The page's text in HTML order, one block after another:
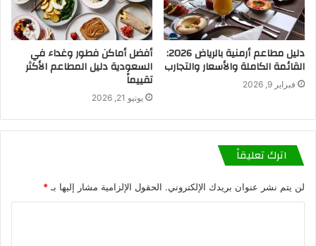
دليل مطاعم أرمنية بالرياض 2026:
القائمة الكاملة والأسعار والتجارب
فبراير 9, 2026
أفضل أماكن فطور وغداء في
السعودية دليل المطاعم الأكثر
تقييماً
يونيو 21, 2026
اترك تعليقاً
لن يتم نشر عنوان بريدك الإلكتروني. الحقول الإلزامية مشار إليها بـ *